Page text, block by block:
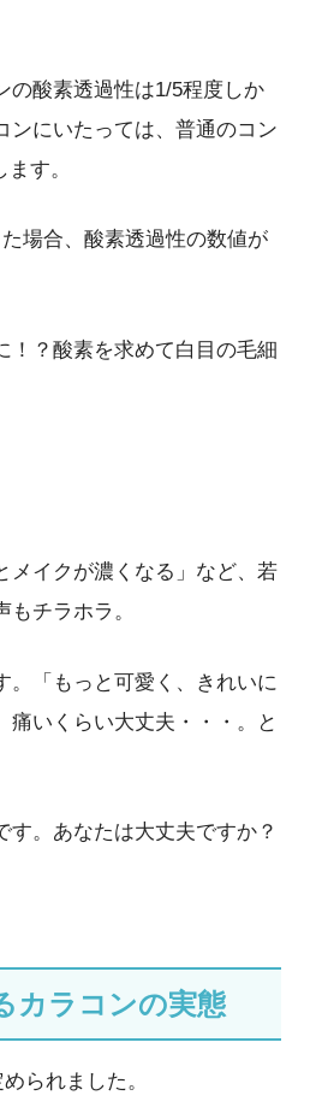
の酸素透過性は1/5程度しか
ンにいたっては、普通のコン
す。
場合、酸素透過性の数値が
！？酸素を求めて白目の毛細
メイクが濃くなる」など、若
チラホラ。
。「もっと可愛く、きれいに
いくらい大丈夫・・・。と
。あなたは大丈夫ですか？
カラコンの実態
られました。